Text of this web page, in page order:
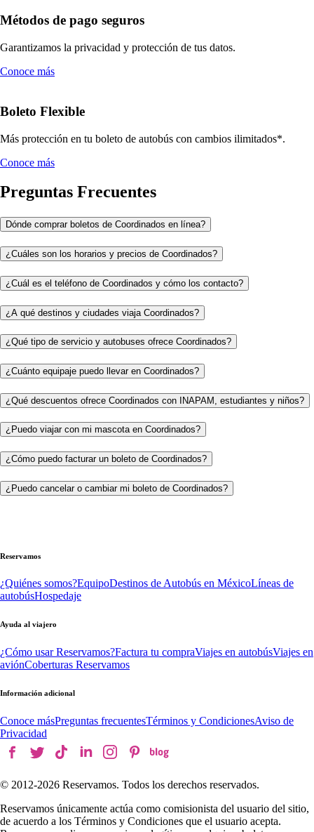
Métodos de pago seguros
Garantizamos la privacidad y protección de tus datos.
Conoce más
Boleto Flexible
Más protección en tu boleto de autobús con cambios ilimitados*.
Conoce más
Preguntas Frecuentes
Dónde comprar boletos de Coordinados en línea?
¿Cuáles son los horarios y precios de Coordinados?
¿Cuál es el teléfono de Coordinados y cómo los contacto?
¿A qué destinos y ciudades viaja Coordinados?
¿Qué tipo de servicio y autobuses ofrece Coordinados?
¿Cuánto equipaje puedo llevar en Coordinados?
¿Qué descuentos ofrece Coordinados con INAPAM, estudiantes y niños?
¿Puedo viajar con mi mascota en Coordinados?
¿Cómo puedo facturar un boleto de Coordinados?
¿Puedo cancelar o cambiar mi boleto de Coordinados?
Reservamos
¿Quiénes somos?EquipoDestinos de Autobús en MéxicoLíneas de
autobúsHospedaje
Ayuda al viajero
¿Cómo usar Reservamos?Factura tu compraViajes en autobúsViajes en
aviónCoberturas Reservamos
Información adicional
Conoce másPreguntas frecuentesTérminos y CondicionesAviso de
Privacidad
© 2012-2026 Reservamos. Todos los derechos reservados.
Reservamos únicamente actúa como comisionista del usuario del sitio,
de acuerdo a los Términos y Condiciones que el usuario acepta.